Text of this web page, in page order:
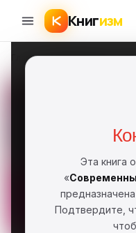
Книгизм
Эта книга
«
Подтвердите,
Главная›Современные